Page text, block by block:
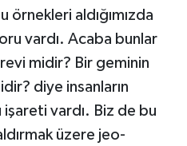
örnekleri aldığımızda
vardı. Acaba bunlar
midir? Bir geminin
diye insanların
işareti vardı. Biz de bu
üzere jeo-